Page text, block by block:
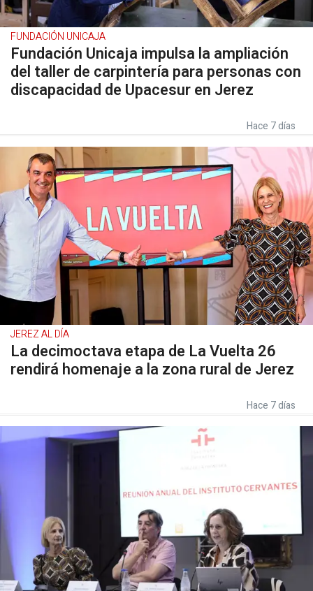
FUNDACIÓN UNICAJA
Fundación Unicaja impulsa la ampliación
del taller de carpintería para personas con
discapacidad de Upacesur en Jerez
Hace 7 días
JEREZ AL DÍA
La decimoctava etapa de La Vuelta 26
rendirá homenaje a la zona rural de Jerez
Hace 7 días